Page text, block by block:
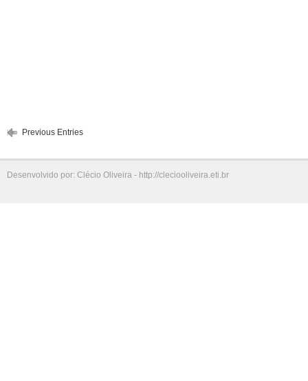
Previous Entries
Desenvolvido por: Clécio Oliveira - http://cleciooliveira.eti.br